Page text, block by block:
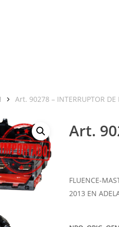
cerrar.
Art. 90278 – INTERRUPTOR DE
Art.
FLUENCE-
2013 EN